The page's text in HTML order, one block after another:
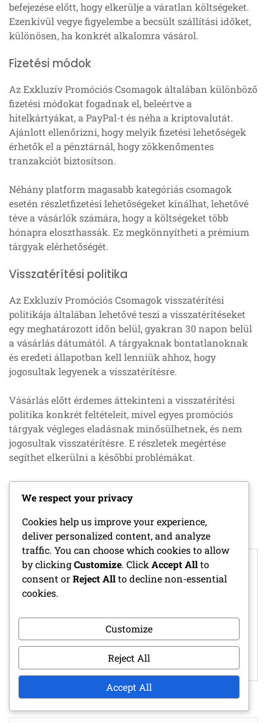
befejezése előtt, hogy elkerülje a váratlan költségeket.
Ezenkívül vegye figyelembe a becsült szállítási időket,
különösen, ha konkrét alkalomra vásárol.
Fizetési módok
Az Exkluzív Promóciós Csomagok általában különböző
fizetési módokat fogadnak el, beleértve a
hitelkártyákat, a PayPal-t és néha a kriptovalutát.
Ajánlott ellenőrizni, hogy melyik fizetési lehetőségek
érhetők el a pénztárnál, hogy zökkenőmentes
tranzakciót biztosítson.
Néhány platform magasabb kategóriás csomagok
esetén részletfizetési lehetőségeket kínálhat, lehetővé
téve a vásárlók számára, hogy a költségeket több
hónapra eloszthassák. Ez megkönnyítheti a prémium
tárgyak elérhetőségét.
Visszatérítési politika
Az Exkluzív Promóciós Csomagok visszatérítési
politikája általában lehetővé teszi a visszatérítéseket
egy meghatározott időn belül, gyakran 30 napon belül
a vásárlás dátumától. A tárgyaknak bontatlanoknak
és eredeti állapotban kell lenniük ahhoz, hogy
jogosultak legyenek a visszatérítésre.
Vásárlás előtt érdemes áttekinteni a visszatérítési
politika konkrét feltételeit, mivel egyes promóciós
tárgyak végleges eladásnak minősülhetnek, és nem
jogosultak visszatérítésre. E részletek megértése
segíthet elkerülni a későbbi problémákat.
POSTED INAJÁNDÉKCSOMAGOK
Post
navigation
EXKLUZÍV
BEJELENTKEZÉSI
TÁRGYAK, GYŰJTÉSI
ELÉRHETŐSÉG
LAMBORGHINI
VENENO:
RÉSZLETEI,
ELÉRHETŐSÉG,
IDŐTARTAMA
We respect your privacy
Cookies help us improve your experience,
deliver personalized content, and analyze
traffic. You can choose which cookies to allow
by clickingCustomize. Click Accept Allto
consent orReject Allto decline non-essential
cookies.
Customize
Reject All
Accept All